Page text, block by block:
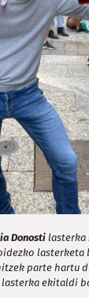
Donosti lasterka
parte hartu
ekitaldi